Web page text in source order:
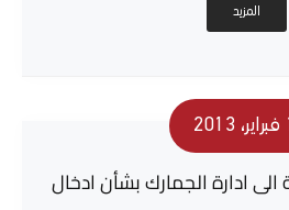
المزيد
ادارة الجمارك بشأن ادخال